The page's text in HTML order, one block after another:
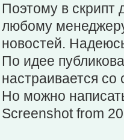
Поэтому в скрипт
любому
новостей.
По идее
настраивается
Но можно
Screenshot from